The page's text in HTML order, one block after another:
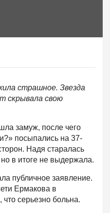
страшное. Звезда
скрывала свою
замуж, после чего
посыпались на 37-
Надя старалась
но в итоге не выдержала.
публичное заявление.
Ермакова в
что серьезно больна.